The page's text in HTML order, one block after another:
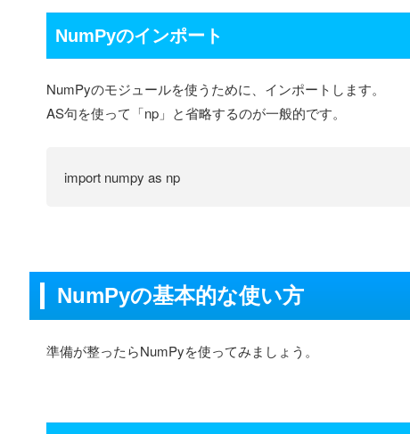
NumPyのインポート
NumPyのモジュールを使うために、インポートします。
AS句を使って「np」と省略するのが一般的です。
import numpy as np
NumPyの基本的な使い方
準備が整ったらNumPyを使ってみましょう。